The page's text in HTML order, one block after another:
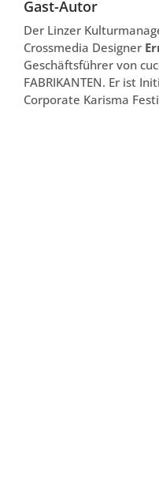
Gast-Autor
Der Linzer
Crossmedia Designer
Geschäftsführer von
FABRIKANTEN. Er ist
Corporate Karisma